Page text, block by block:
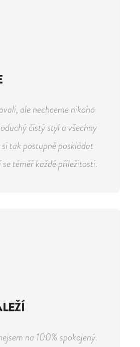
ale nechceme nikoho
čistý styl a všechny
tak postupně poskládat
téměř každé příležitosti.
na 100% spokojený.